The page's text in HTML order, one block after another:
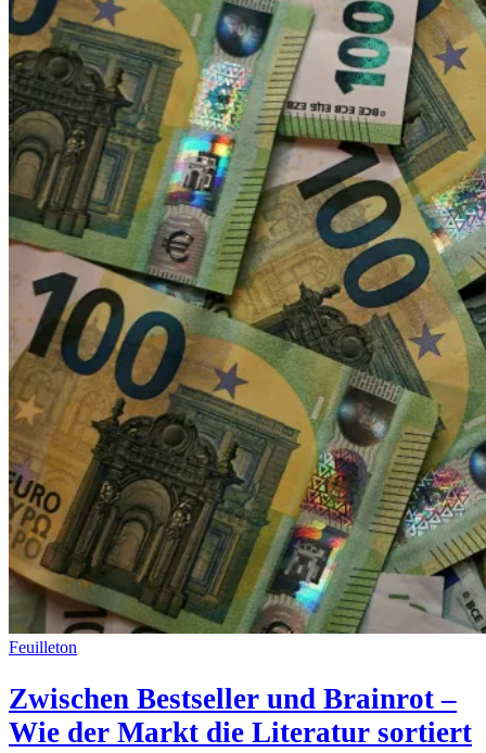
Feuilleton
Zwischen Bestseller und Brainrot –
Wie der Markt die Literatur sortiert